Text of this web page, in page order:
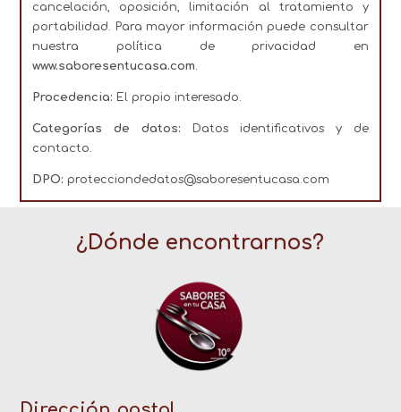
cancelación, oposición, limitación al tratamiento y
portabilidad. Para mayor información puede consultar
nuestra política de privacidad en
www.saboresentucasa.com.
Procedencia: El propio interesado.
Categorías de datos:
Datos identificativos y de
contacto.
DPO: protecciondedatos@saboresentucasa.com
¿Dónde encontrarnos?